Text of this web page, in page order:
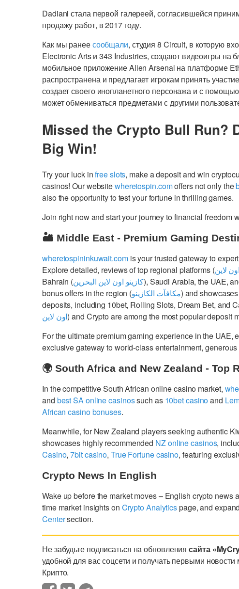
Dadiani стала первой галереей, согласившейся
продажу работ, в 2017 году.
Как мы ранеесообщали, студия 8 Circuit, в которую
Electronic Arts и 343 Industries, создают видеоигры на
мобильное приложение Alien Arsenal на платформе
распространена и предлагает игрокам принять
создает своего инопланетного персонажа и с
может обмениваться предметами с другими
Missed the Crypto Bull Run?
Big Win!
Try your luck infree slots, make a deposit and win
casinos! Our websitewheretospin.comoffers not only the
also the opportunity to test your fortune in thrilling games.
Join right now and start your journey to financial freedom
🏜️ Middle East - Premium Gaming
wheretospininkuwait.comis your trusted gateway to
Explore detailed, reviews of top regional platforms (لاين
Bahrain (كازينو اون لاين البحرين), Saudi Arabia, the UAE,
bonus offers in the region (مكافآت الكازينو) and
deposits, including 10bet, Rolling Slots, Dream Bet, and
اون لاين) and Crypto are among the most popular deposit
For the ultimate premium gaming experience in the UAE,
exclusive gateway to world-class entertainment,
🌍 South Africa and New Zealand - Top
In the competitive South African online casino market,
and best SA online casinossuch as 10bet casinoand
African casino bonuses.
Meanwhile, for New Zealand players seeking authentic
showcases highly recommended NZ online casinos,
Casino,7bit casino, True Fortune casino, featuring
Crypto News In English
Wake up before the market moves – English crypto news
time market insights on Crypto Analyticspage, and
Centersection.
Не забудьте подписаться на обновлениясайта
удобной для вас соцсети и получать первыми новости
Крипто.